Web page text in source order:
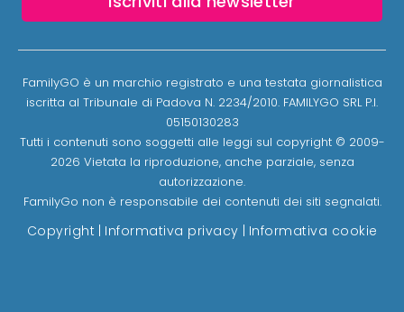
FamilyGO è un marchio registrato e una testata giornalistica
iscritta al Tribunale di Padova N. 2234/2010. FAMILYGO SRL P.I.
05150130283
Tutti i contenuti sono soggetti alle leggi sul copyright © 2009-
2026 Vietata la riproduzione, anche parziale, senza
autorizzazione.
FamilyGo non è responsabile dei contenuti dei siti segnalati.
Copyright Informativa privacy Informativa cookie